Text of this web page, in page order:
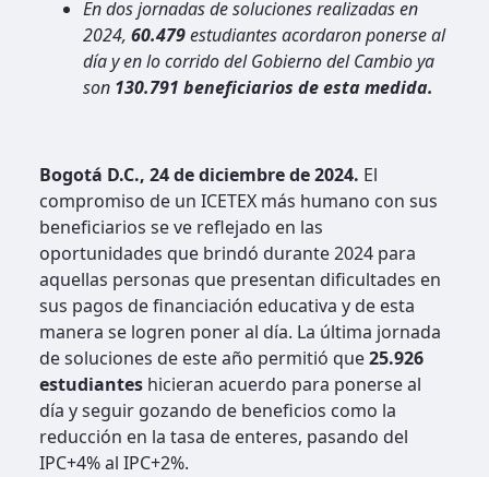
En dos jornadas de soluciones realizadas en
2024, 60.479estudiantes acordaron ponerse al
día y en lo corrido del Gobierno del Cambio ya
son 130.791 beneficiarios de esta medida.
Bogotá D.C., 24 de diciembre de 2024. El
compromiso de un ICETEX más humano con sus
beneficiarios se ve reflejado en las
oportunidades que brindó durante 2024 para
aquellas personas que presentan dificultades en
sus pagos de financiación educativa y de esta
manera se logren poner al día. La última jornada
de soluciones de este año permitió que25.926
estudiantes hicieran acuerdo para ponerse al
día y seguir gozando de beneficios como la
reducción en la tasa de enteres, pasando del
IPC+4% al IPC+2%.